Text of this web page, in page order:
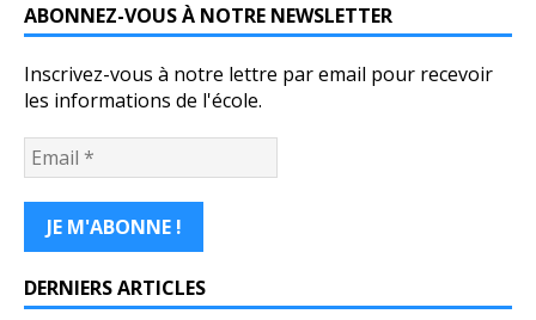
ABONNEZ-VOUS À NOTRE NEWSLETTER
Inscrivez-vous à notre lettre par email pour recevoir
les informations de l'école.
DERNIERS ARTICLES